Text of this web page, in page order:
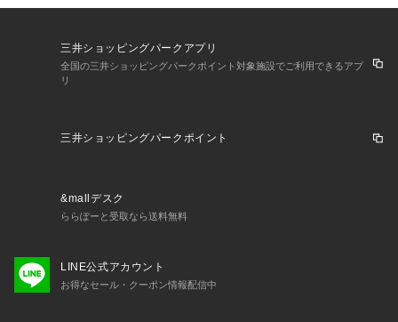
商品番号:13-04-42-04356
実際の商品と異なる場合がありますので予めご了承下さい。
・店頭に一部在庫がある場合もございます。
三井ショッピングパークアプリ
全国の三井ショッピングパークポイント対象施設でご利用できるアプ
リ
三井ショッピングパークポイント
&mallデスク
ららぽーと受取なら送料無料
LINE公式アカウント
お得なセール・クーポン情報配信中